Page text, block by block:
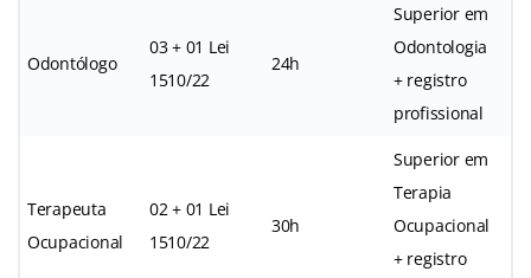
Odontólogo
03 + 01 Lei
1510/22
24h
Superior em
Odontologia
+ registro
profissional
Terapeuta
Ocupacional
02 + 01 Lei
1510/22
30h
Superior em
Terapia
Ocupacional
+ registro